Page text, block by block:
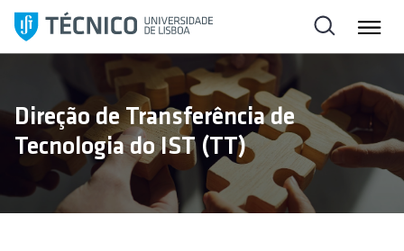
l
a
Direção de Transferência de
Tecnologia do IST (TT)